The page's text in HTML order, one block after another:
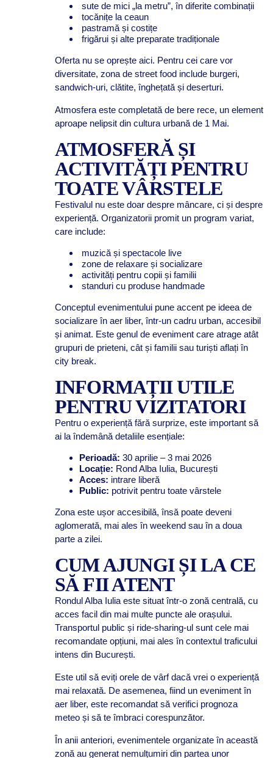
sute de mici „la metru”, în diferite combinații
tocănițe la ceaun
pastramă și costițe
frigărui și alte preparate tradiționale
Oferta nu se oprește aici. Pentru cei care vor
diversitate, zona de street food include burgeri,
sandwich-uri, clătite, înghețată și deserturi.
Atmosfera este completată de bere rece, un element
aproape nelipsit din cultura urbană de 1 Mai.
ATMOSFERĂ ȘI
ACTIVITĂȚI PENTRU
TOATE VÂRSTELE
Festivalul nu este doar despre mâncare, ci și despre
experiență. Organizatorii promit un program variat,
care include:
muzică și spectacole live
zone de relaxare și socializare
activități pentru copii și familii
standuri cu produse handmade
Conceptul evenimentului pune accent pe ideea de
socializare în aer liber, într-un cadru urban, accesibil
și animat. Este genul de eveniment care atrage atât
grupuri de prieteni, cât și familii sau turiști aflați în
city break.
INFORMAȚII UTILE
PENTRU VIZITATORI
Pentru o experiență fără surprize, este important să
ai la îndemână detaliile esențiale:
Perioadă: 30 aprilie – 3 mai 2026
Locație: Rond Alba Iulia, București
Acces: intrare liberă
Public: potrivit pentru toate vârstele
Zona este ușor accesibilă, însă poate deveni
aglomerată, mai ales în weekend sau în a doua
parte a zilei.
CUM AJUNGI ȘI LA CE
SĂ FII ATENT
Rondul Alba Iulia este situat într-o zonă centrală, cu
acces facil din mai multe puncte ale orașului.
Transportul public și ride-sharing-ul sunt cele mai
recomandate opțiuni, mai ales în contextul traficului
intens din București.
Este util să eviți orele de vârf dacă vrei o experiență
mai relaxată. De asemenea, fiind un eveniment în
aer liber, este recomandat să verifici prognoza
meteo și să te îmbraci corespunzător.
În anii anteriori, evenimentele organizate în această
zonă au generat nemulțumiri din partea unor